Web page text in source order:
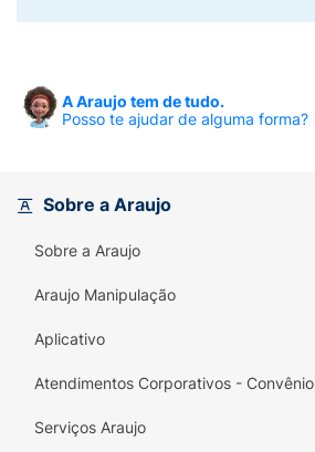
A Araujo tem de tudo.
Posso te ajudar de alguma forma?
Sobre a Araujo
Sobre a Araujo
Araujo Manipulação
Aplicativo
Atendimentos Corporativos - Convênio
Serviços Araujo